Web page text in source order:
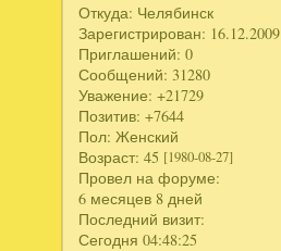
Откуда: Челябинск
Зарегистрирован: 16.12.2009
Приглашений: 0
Сообщений: 31280
Уважение: +21729
Позитив: +7644
Пол: Женский
Возраст: 45 [1980-08-27]
Провел на форуме:
6 месяцев 8 дней
Последний визит:
Сегодня 04:48:25